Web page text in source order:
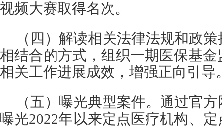
视频大赛取得名次。
（四）解读相关法律法规和政
相结合的方式，组织一期医保基
相关工作进展成效，增强正向引导
（五）曝光典型案件。通过官
曝光2022年以来定点医疗机构、